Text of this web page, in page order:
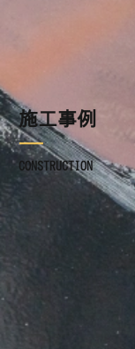
施工事例
CONSTRUCTION